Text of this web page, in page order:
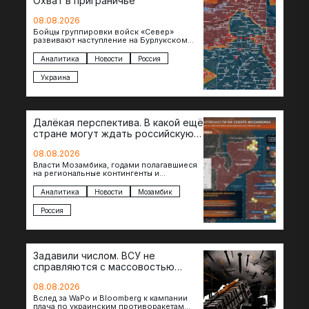
08.08.2026
Бойцы группировки войск «Север»
развивают наступление на Бурлукском
теснят противника сразу на нескольких
участках, создавая угрозу охвата…
Аналитика Новости Россия
Украина
Далёкая перспектива. В какой ещё
стране могут ждать российскую
08.08.2026
Власти Мозамбика, годами полагавшиеся
на региональные контингенты и
обращаются к российской стороне за
консультациями в…
Аналитика Новости Мозамбик
Россия
Задавили числом. ВСУ не
справляются с массовостью
08.08.2026
Вслед за WaPo и Bloomberg к кампании
плача по украинским противоракетам